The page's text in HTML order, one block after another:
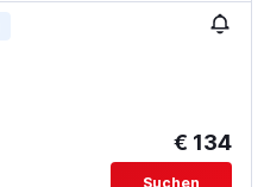
€ 134
Suchen